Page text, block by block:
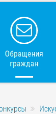
Обращения
граждан